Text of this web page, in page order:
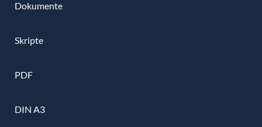
Dokumente
Skripte
PDF
DIN A3